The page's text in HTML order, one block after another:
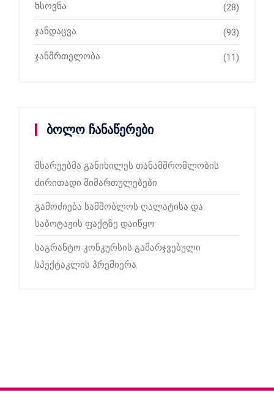
ხსოვნა (28)
ჯანდაცვა (93)
ჯანმრთელობა (11)
ბოლო ჩანაწერები
მხარეებმა განიხილეს თანამშრომლობის
ძირითადი მიმართულებები
გამოძიება სამშობლოს ღალატისა და
საბოტაჟის ფაქტზე დაიწყო
საგრანტო კონკურსის გამარჯვებული
სპექტაკლის პრემიერა